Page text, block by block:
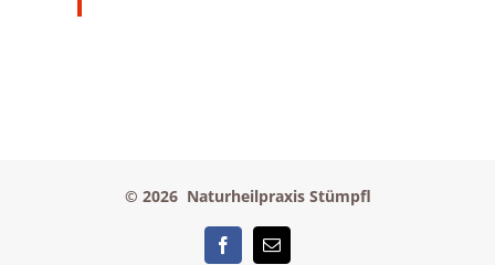
© 2026 Naturheilpraxis Stümpfl
Facebook
E-